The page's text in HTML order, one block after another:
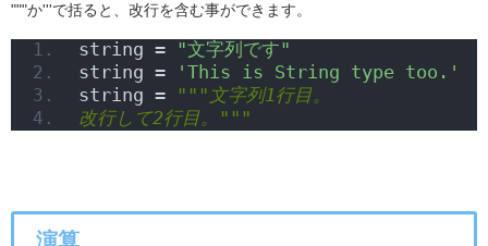
"""か'''で括ると、改行を含む事ができます。
string = "文字列です"
string =
'This is String type too.'
string =
"""文字列1行目。
改行して2行目。"""
演算